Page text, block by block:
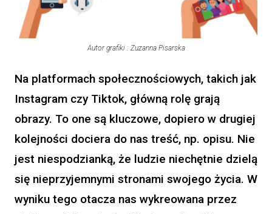
Autor grafiki : Zuzanna Pisarska
Na platformach społecznościowych, takich jak
Instagram czy Tiktok, główną rolę grają
obrazy. To one są kluczowe, dopiero w drugiej
kolejności dociera do nas treść, np. opisu. Nie
jest niespodzianką, że ludzie niechętnie dzielą
się nieprzyjemnymi stronami swojego życia. W
wyniku tego otacza nas wykreowana przez